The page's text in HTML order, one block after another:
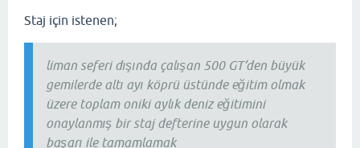
Staj için istenen;
liman seferi dışında çalışan 500 GT’den büyük
gemilerde altı ayı köprü üstünde eğitim olmak
üzere toplam oniki aylık deniz eğitimini
onaylanmış bir staj defterine uygun olarak
başarı ile tamamlamak